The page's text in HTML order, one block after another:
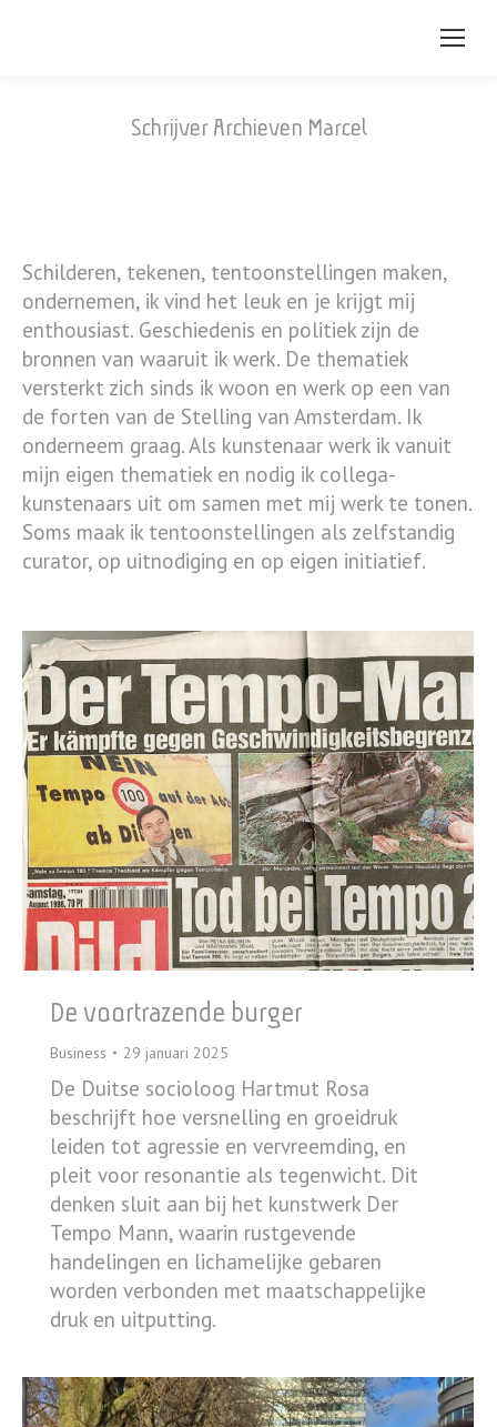
Schrijver Archieven Marcel
Schilderen, tekenen, tentoonstellingen maken,
ondernemen, ik vind het leuk en je krijgt mij
enthousiast. Geschiedenis en politiek zijn de
bronnen van waaruit ik werk. De thematiek
versterkt zich sinds ik woon en werk op een van
de forten van de Stelling van Amsterdam. Ik
onderneem graag. Als kunstenaar werk ik vanuit
mijn eigen thematiek en nodig ik collega-
kunstenaars uit om samen met mij werk te tonen.
Soms maak ik tentoonstellingen als zelfstandig
curator, op uitnodiging en op eigen initiatief.
De voortrazende burger
Business 29 januari 2025
De Duitse socioloog Hartmut Rosa
beschrijft hoe versnelling en groeidruk
leiden tot agressie en vervreemding, en
pleit voor resonantie als tegenwicht. Dit
denken sluit aan bij het kunstwerk Der
Tempo Mann, waarin rustgevende
handelingen en lichamelijke gebaren
worden verbonden met maatschappelijke
druk en uitputting.